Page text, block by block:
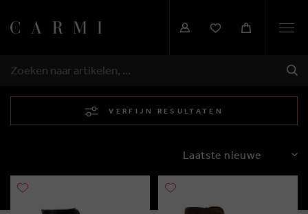
ZOEKEN
VERFIJN RESULTATEN
SORTEREN